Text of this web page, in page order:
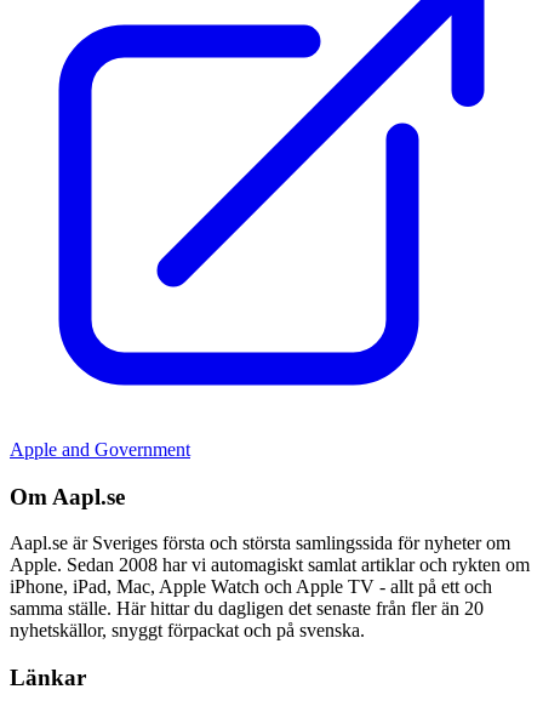
Apple and Government
Om Aapl.se
Aapl.se är Sveriges första och största samlingssida för nyheter om
Apple. Sedan 2008 har vi automagiskt samlat artiklar och rykten om
iPhone, iPad, Mac, Apple Watch och Apple TV - allt på ett och
samma ställe. Här hittar du dagligen det senaste från fler än 20
nyhetskällor, snyggt förpackat och på svenska.
Länkar